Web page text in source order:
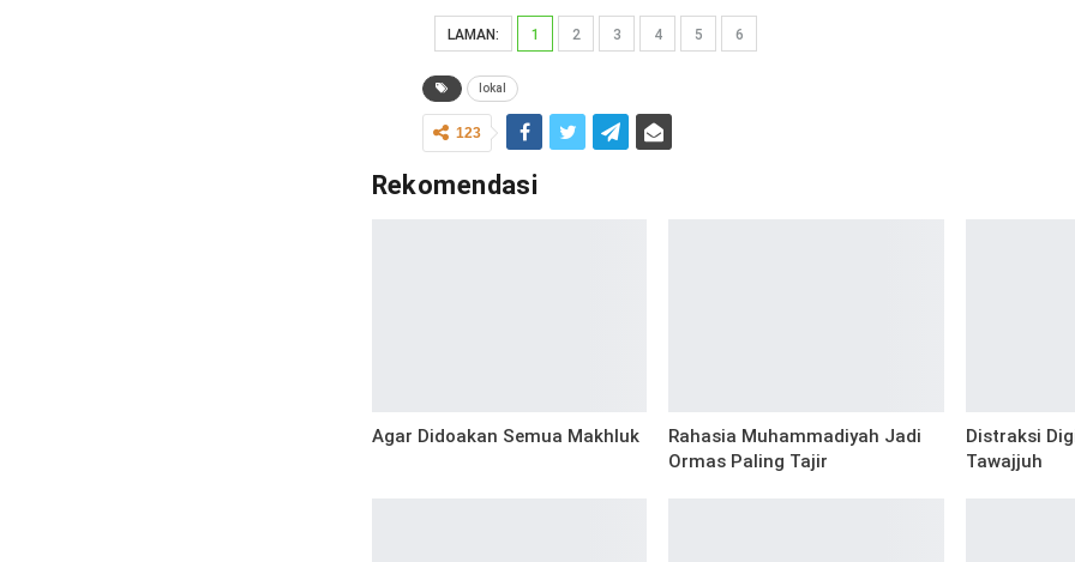
LAMAN: 1 2 3 4 5 6
lokal
123
Rekomendasi
Agar Didoakan Semua Makhluk
Rahasia Muhammadiyah Jadi
Ormas Paling Tajir
Distraksi
Tawajjuh